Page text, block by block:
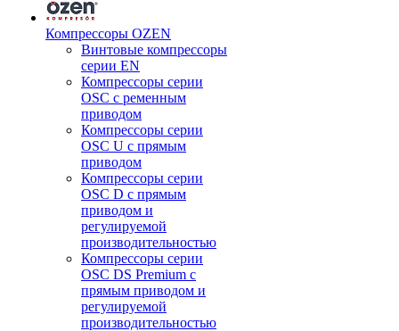
Компрессоры OZEN
Винтовые компрессоры
серии EN
Компрессоры серии
OSC с ременным
приводом
Компрессоры серии
OSC U с прямым
приводом
Компрессоры серии
OSC D с прямым
приводом и
регулируемой
производительностью
Компрессоры серии
OSC DS Premium с
прямым приводом и
регулируемой
производительностью